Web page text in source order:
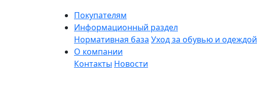
Покупателям
Информационный раздел
Нормативная база Уход за обувью и одеждой
О компании
Контакты Новости